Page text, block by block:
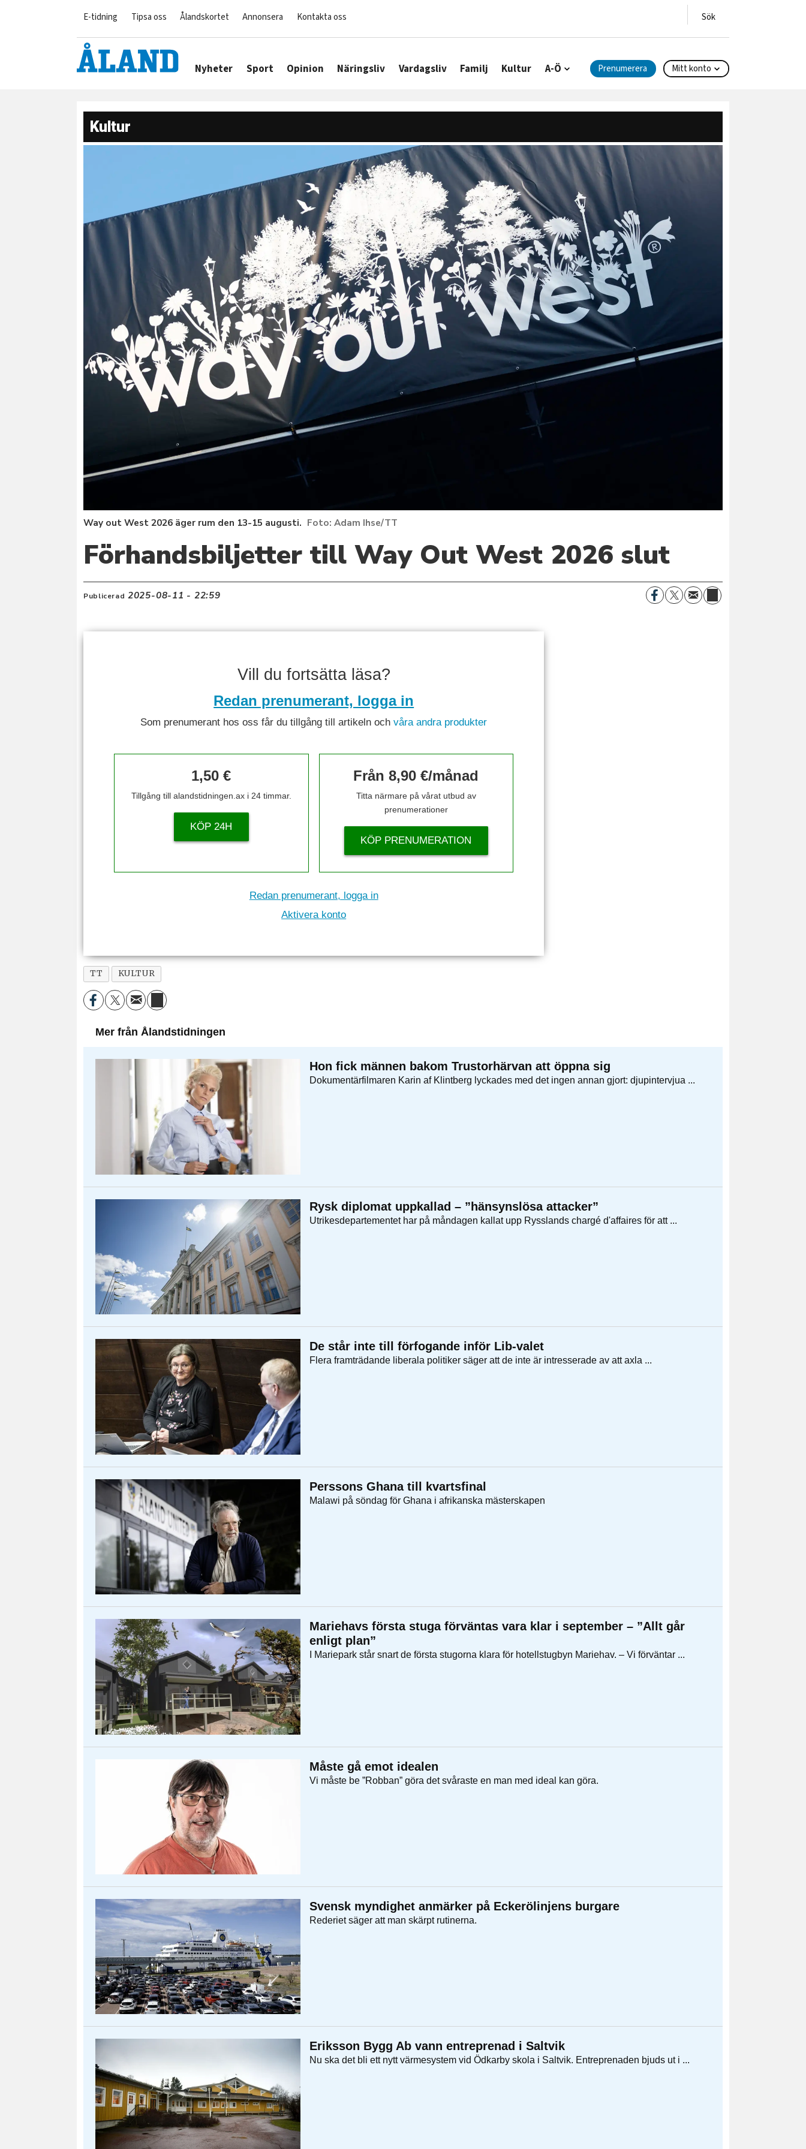
E-tidning Tipsa oss Ålandskortet Annonsera Kontakta oss
Nyheter Sport Opinion Näringsliv Vardagsliv Familj Kultur A-Ö Prenumerera Mitt konto
Kultur
Way out West 2026 äger rum den 13-15 augusti. Adam Ihse/TT
Förhandsbiljetter till Way Out West 2026 slut
Publicerad 2025-08-11 - 22:59
Vill du fortsätta läsa?
Redan prenumerant, logga in
Som prenumerant hos oss får du tillgång till artikeln ochvåra andra produkter
1,50 €
Tillgång till alandstidningen.ax i 24 timmar.
KÖP 24H
Från 8,90 €/månad
Titta närmare på vårat utbud av
prenumerationer
KÖP PRENUMERATION
Redan prenumerant, logga in
Aktivera konto
TT KULTUR